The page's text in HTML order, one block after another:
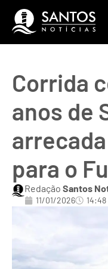
Corrida
anos de
para o
Redação Santos
11/01/2026 14:48